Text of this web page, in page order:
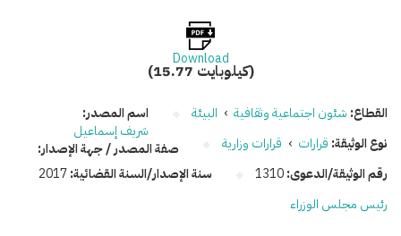
Download
(15.77 كيلوبايت)
القطاع: شئون اجتماعية وثقافية › البيئة
نوع الوثيقة: قرارات › قرارات وزارية
رقم الوثيقة/الدعوى:1310 سنة الإصدار/السنة القضائية:2017
اسم المصدر:
شريف إسماعيل
صفة المصدر / جهة الإصدار:
رئيس مجلس الوزراء